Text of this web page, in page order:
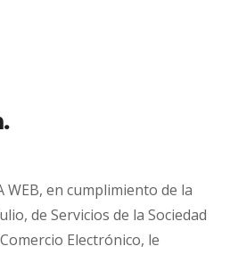
WEB, en cumplimiento de la
de Servicios de la Sociedad
Electrónico, le